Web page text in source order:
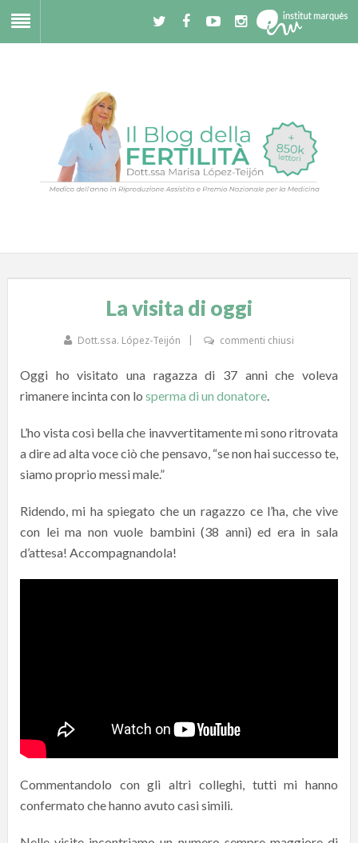
La visita di oggi
Dott.ssa. López-Teijón commenti chiusi
Oggi ho visitato una ragazza di 37 anni che voleva
rimanere incinta con lo sperma di un donatore.
L’ho vista così bella che inavvertitamente mi sono ritrovata
a dire ad alta voce ciò che pensavo, “se non hai successo te,
siamo proprio messi male.”
Ridendo, mi ha spiegato che un ragazzo ce l’ha, che vive
con lei ma non vuole bambini (38 anni) ed era in sala
d’attesa! Accompagnandola!
Commentandolo con gli altri colleghi, tutti mi hanno
confermato che hanno avuto casi simili.